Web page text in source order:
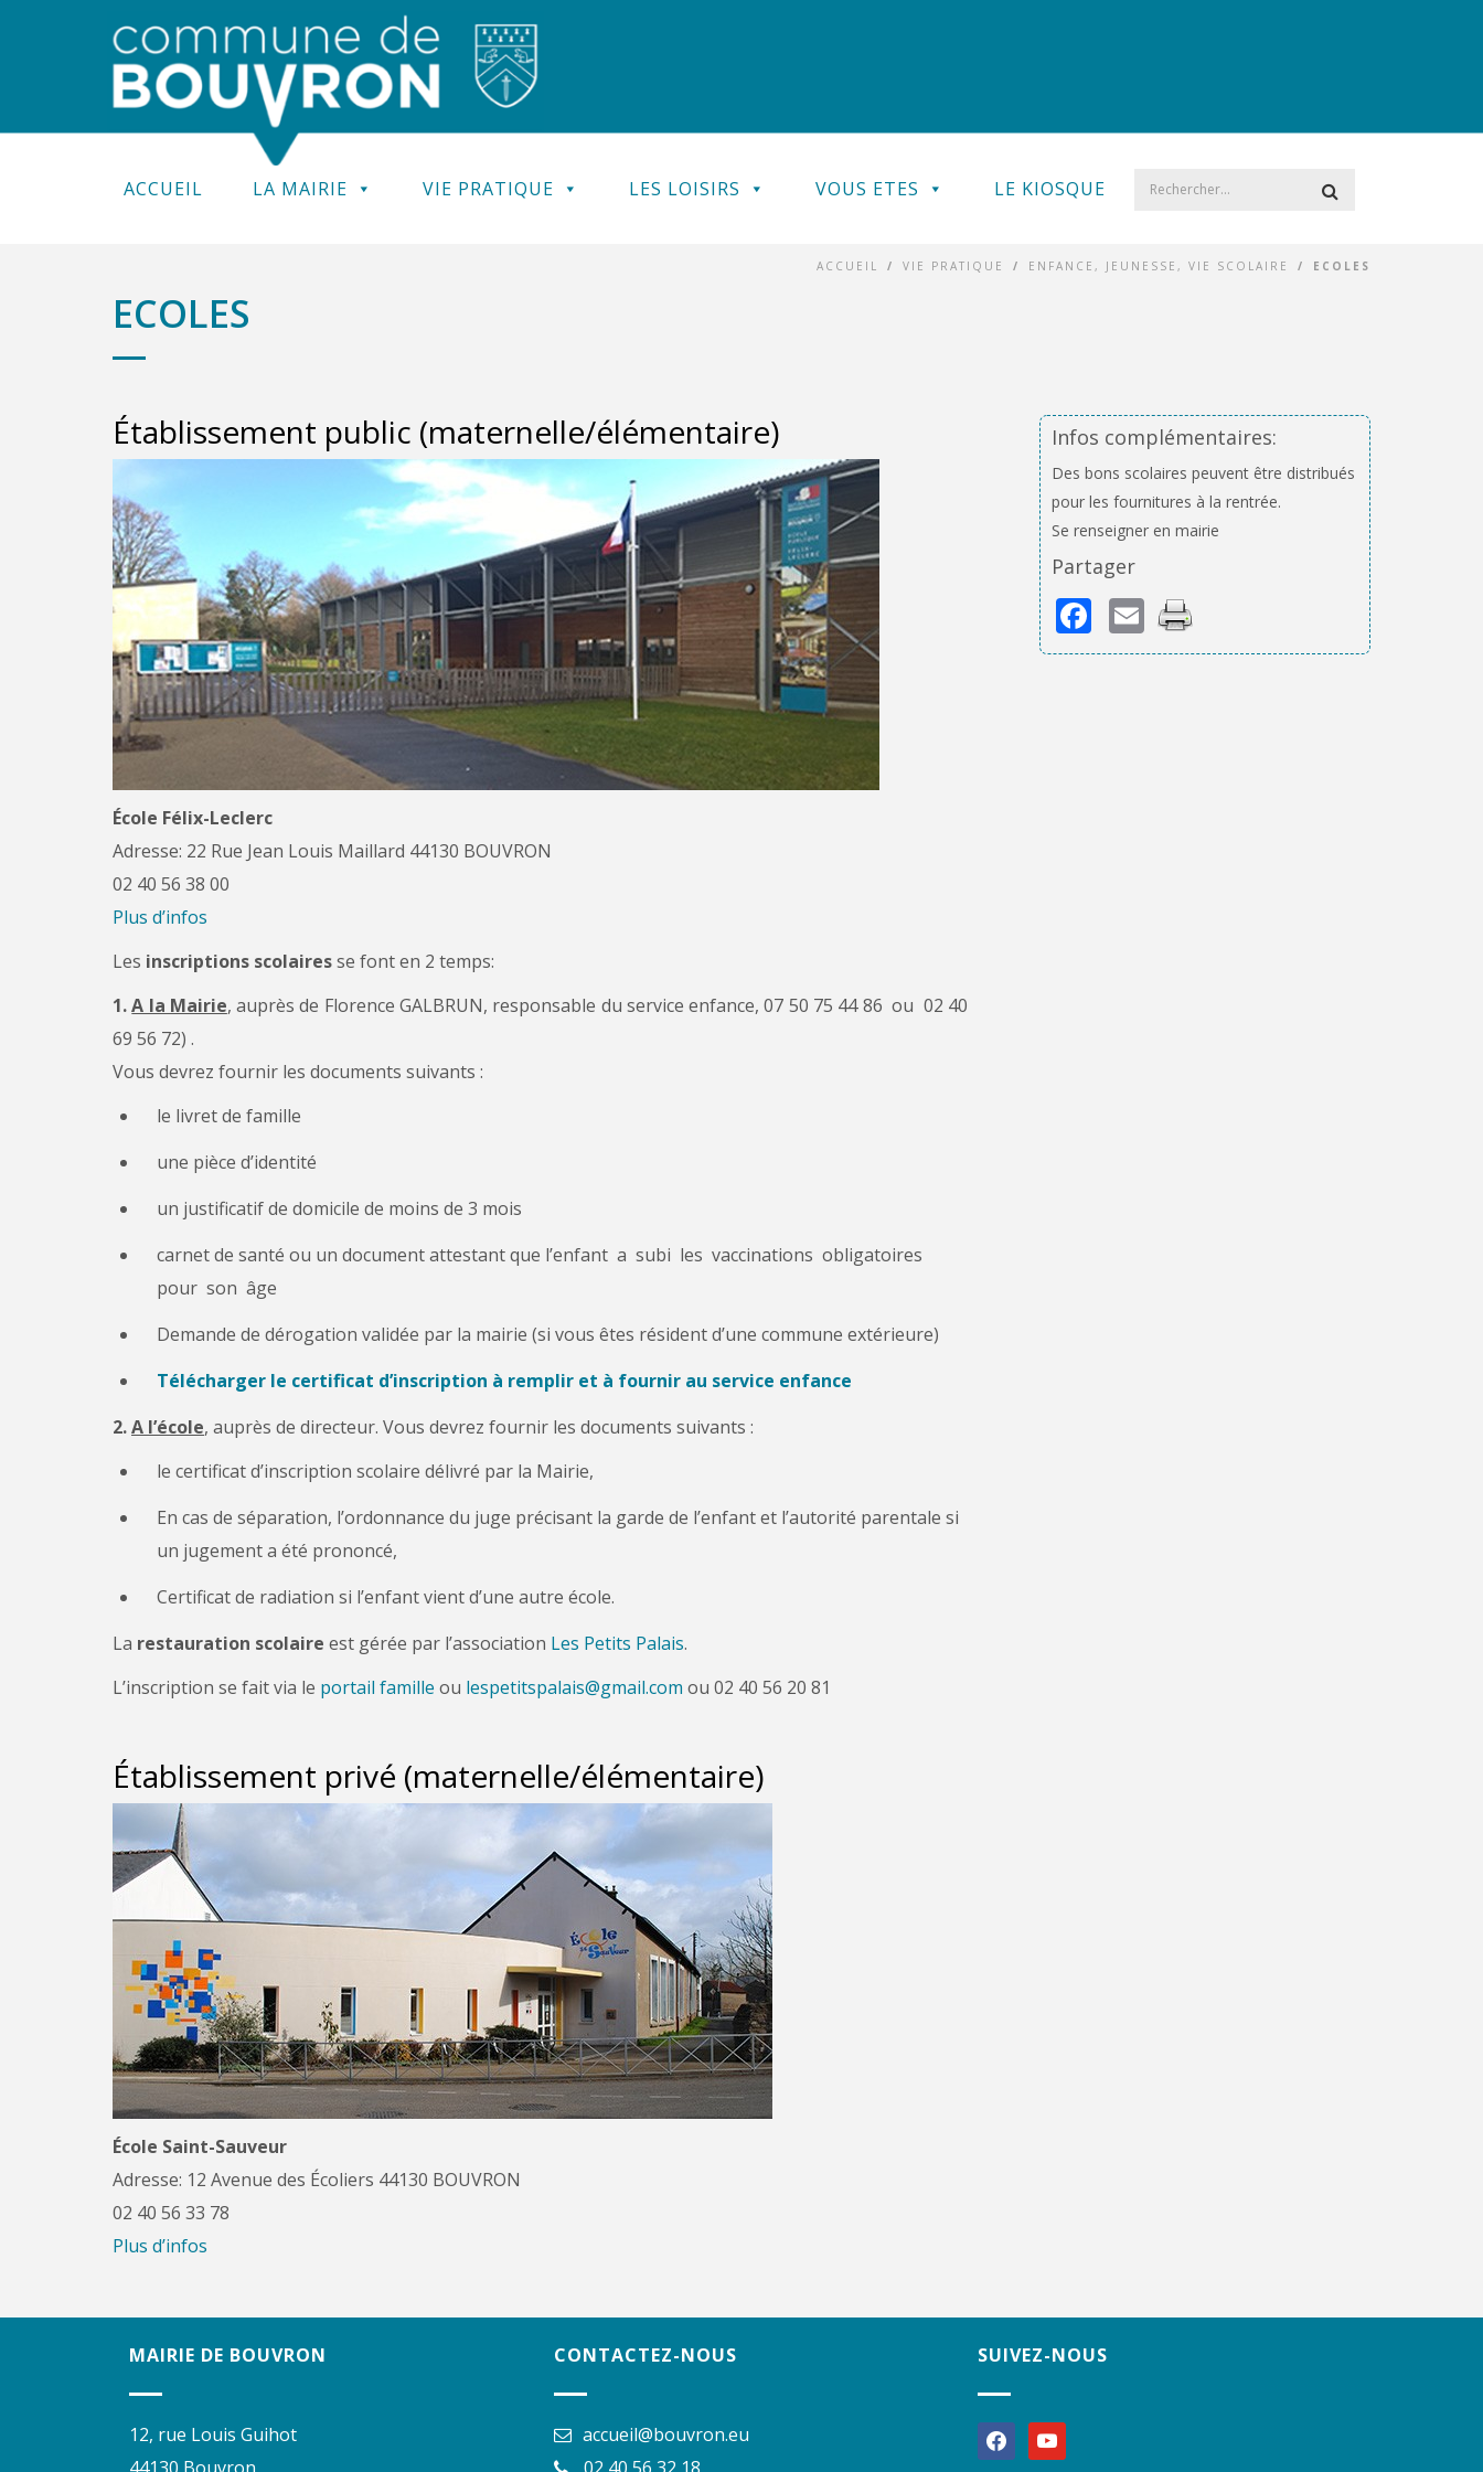
ACCUEIL LA MAIRIE VIE PRATIQUE LES LOISIRS VOUS ETES LE KIOSQUE
ACCUEIL / VIE PRATIQUE / ENFANCE, JEUNESSE, VIE SCOLAIRE / ECOLES
ECOLES
Établissement public (maternelle/élémentaire)
École Félix-Leclerc
Adresse: 22 Rue Jean Louis Maillard 44130 BOUVRON
02 40 56 38 00
Plus d’infos
Les inscriptions scolairesse font en 2 temps:
1.A la Mairie, auprès de Florence GALBRUN, responsable du service enfance, 07 50 75 44 86 ou 02 40
69 56 72) .
Vous devrez fournir les documents suivants :
le livret de famille
une pièce d’identité
un justificatif de domicile de moins de 3 mois
carnet de santé ou un document attestant que l’enfant a subi les vaccinations obligatoires
pour son âge
Demande de dérogation validée par la mairie (si vous êtes résident d’une commune extérieure)
Télécharger le certificat d’inscription à remplir et à fournir au service enfance
2.A l’école, auprès de directeur. Vous devrez fournir les documents suivants :
le certificat d’inscription scolaire délivré par la Mairie,
En cas de séparation, l’ordonnance du juge précisant la garde de l’enfant et l’autorité parentale si
un jugement a été prononcé,
Certificat de radiation si l’enfant vient d’une autre école.
La restauration scolaire est gérée par l’association Les Petits Palais.
L’inscription se fait via le portail famille ou lespetitspalais@gmail.com ou 02 40 56 20 81
Établissement privé (maternelle/élémentaire)
École Saint-Sauveur
Adresse: 12 Avenue des Écoliers 44130 BOUVRON
02 40 56 33 78
Plus d’infos
Infos complémentaires:
Des bons scolaires peuvent être distribués
pour les fournitures à la rentrée.
Se renseigner en mairie
Partager
Facebook
Email
MAIRIE DE BOUVRON
12, rue Louis Guihot
CONTACTEZ-NOUS
accueil@bouvron.eu
SUIVEZ-NOUS
facebookyoutube